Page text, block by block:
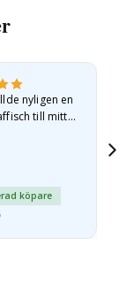
nyligen en
till mitt
köpare